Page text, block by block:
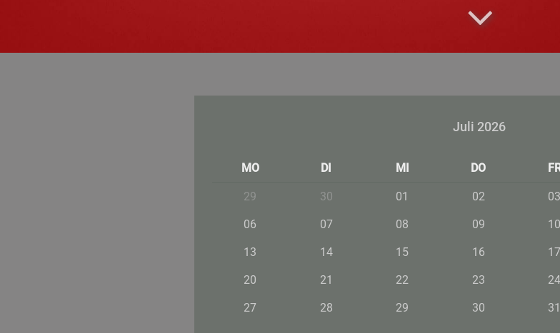
Juli 2026
MO DI MI DO
29 30 01 02 03
06 07 08 09 10
13 14 15 16 17
20 21 22 23 24
27 28 29 30 31